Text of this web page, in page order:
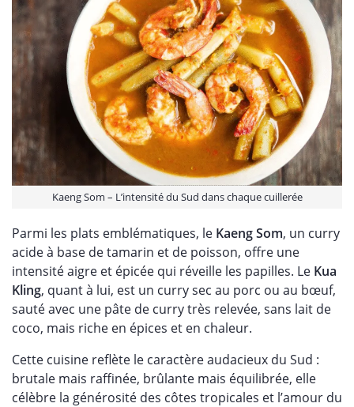
Kaeng Som – L’intensité du Sud dans chaque cuillerée
Parmi les plats emblématiques, le Kaeng Som, un curry
acide à base de tamarin et de poisson, offre une
intensité aigre et épicée qui réveille les papilles. Le Kua
Kling, quant à lui, est un curry sec au porc ou au bœuf,
sauté avec une pâte de curry très relevée, sans lait de
coco, mais riche en épices et en chaleur.
Cette cuisine reflète le caractère audacieux du Sud :
brutale mais raffinée, brûlante mais équilibrée, elle
célèbre la générosité des côtes tropicales et l’amour du